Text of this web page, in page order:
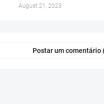
August 21, 2023
Postar um comentário